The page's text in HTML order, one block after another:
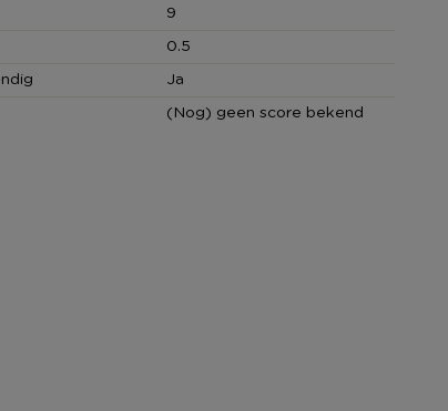
9
0.5
Ja
(Nog) geen score bekend